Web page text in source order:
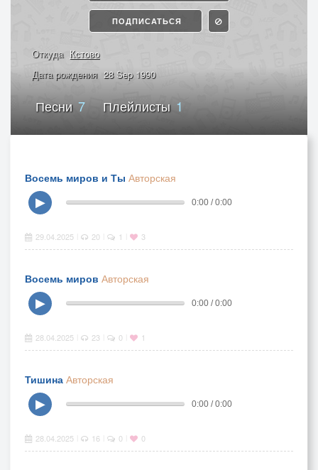
ПОДПИСАТЬСЯ
Откуда Кстово
Дата рождения 28 Sep 1990
Песни7 Плейлисты1
Восемь миров и Ты Авторская
▶
0:00 / 0:00
29.04.2025 20 1 3
Восемь миров Авторская
▶
0:00 / 0:00
28.04.2025 23 0 1
Тишина Авторская
▶
0:00 / 0:00
28.04.2025 16 0 0